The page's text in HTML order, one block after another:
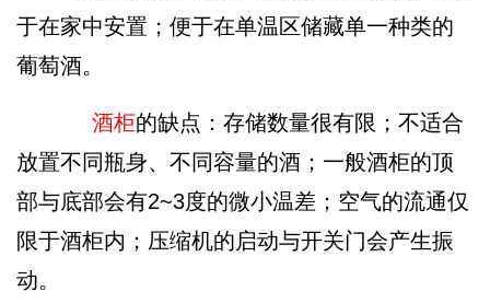
于在家中安置；便于在单温区储藏单一种类的
葡萄酒。
酒柜的缺点：存储数量很有限；不适合
放置不同瓶身、不同容量的酒；一般酒柜的顶
部与底部会有2~3度的微小温差；空气的流通仅
限于酒柜内；压缩机的启动与开关门会产生振
动。